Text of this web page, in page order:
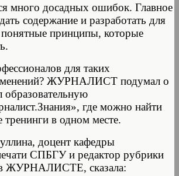
много досадных ошибок. Главное
содержание и разработать для
понятные принципы, которые
для таких
ЖУРНАЛИСТ подумал о
образовательную
где можно найти
тренинги в одном месте.
доцент кафедры
СПБГУ и редактор рубрики
в ЖУРНАЛИСТЕ, сказала: